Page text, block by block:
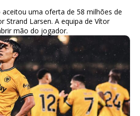
uma oferta de 58 milhões de
Strand Larsen. A equipa de Vítor
mão do jogador.